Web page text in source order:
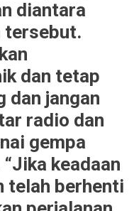
diantara
tersebut.
dan tetap
dan jangan
radio dan
gempa
keadaan
telah berhenti